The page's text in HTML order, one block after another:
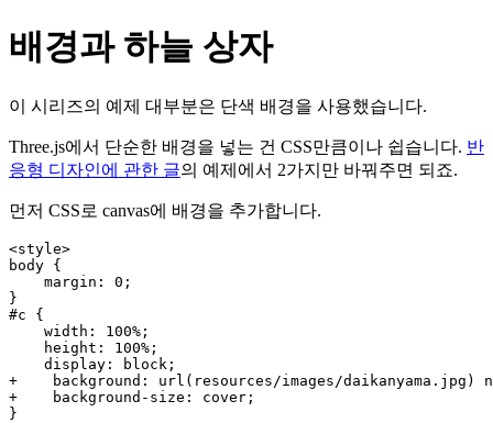
배경과 하늘 상자
이 시리즈의 예제 대부분은 단색 배경을 사용했습니다.
Three.js에서 단순한 배경을 넣는 건 CSS만큼이나 쉽습니다. 반
응형 디자인에 관한 글의 예제에서 2가지만 바꿔주면 되죠.
먼저 CSS로 canvas에 배경을 추가합니다.
<style>
body {
    margin: 0;
}
#c {
    width: 100%;
    height: 100%;
    display: block;
+    background: url(resources/images/daikanyama.jpg)
+    background-size: cover;
}